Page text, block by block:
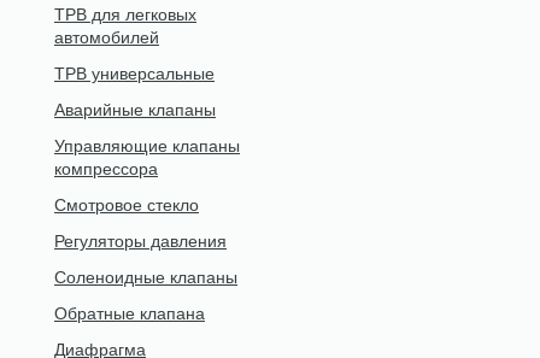
ТРВ для легковых
автомобилей
ТРВ универсальные
Аварийные клапаны
Управляющие клапаны
компрессора
Смотровое стекло
Регуляторы давления
Соленоидные клапаны
Обратные клапана
Диафрагма